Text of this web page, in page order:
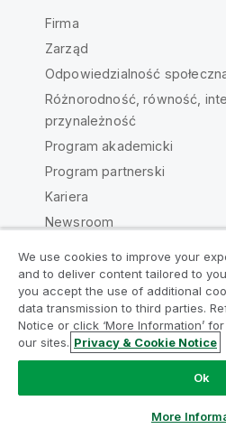
Firma
Zarząd
Odpowiedzialność
Różnorodność, równość,
przynależność
Program akademicki
Program partnerski
Kariera
Newsroom
Społeczność
Legal
Dołącz do Programu
Analityki
Przeprowadź modernizację bez
cennych aplikacji QlikView za
Analytics Modernization
uzyskać więcej informacji lub
ampquestions@qlik.com
We use cookies to improve your
and to deliver content tailored to
you accept the use of additional
data transmission to third parties.
Notice or click ‘More Information’
our sites. Privacy & Cookie Notice
Ok
More